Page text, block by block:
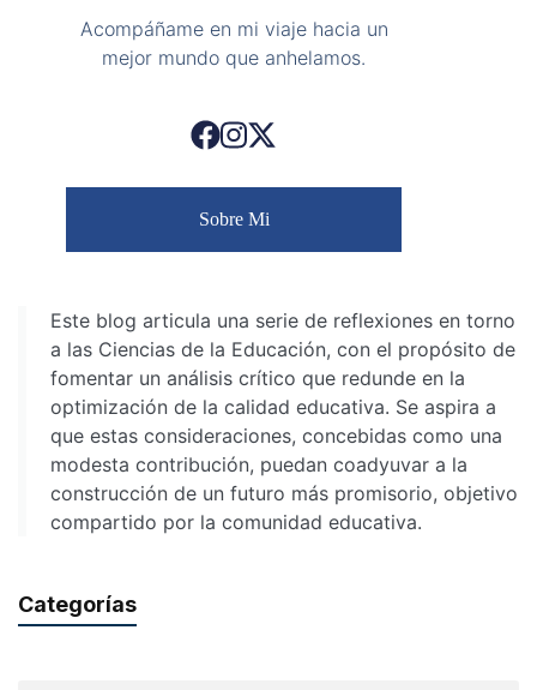
Acompáñame en mi viaje hacia un
mejor mundo que anhelamos.
Sobre Mi
Este blog articula una serie de reflexiones en torno
a las Ciencias de la Educación, con el propósito de
fomentar un análisis crítico que redunde en la
optimización de la calidad educativa. Se aspira a
que estas consideraciones, concebidas como una
modesta contribución, puedan coadyuvar a la
construcción de un futuro más promisorio, objetivo
compartido por la comunidad educativa.
Categorías